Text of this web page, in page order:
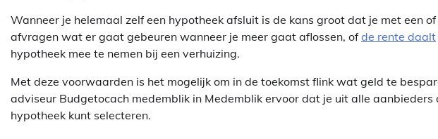
Wanneer je helemaal zelf een hypotheek afsluit is de kans groot dat je met een
afvragen wat er gaat gebeuren wanneer je meer gaat aflossen, ofde rente daalt
hypotheek mee te nemen bij een verhuizing.
Met deze voorwaarden is het mogelijk om in de toekomst flink wat geld te
adviseur Budgetocach medemblik in Medemblik ervoor dat je uit alle aanbieders
hypotheek kunt selecteren.